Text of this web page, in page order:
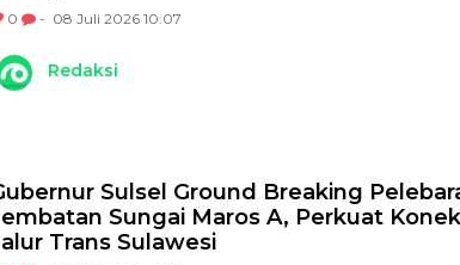
0 - 08 Juli 2026 10:07
Redaksi
Sulsel Ground Breaking
Sungai Maros A, Perkuat
Trans Sulawesi